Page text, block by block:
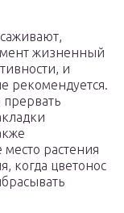
жизненный
и
рекомендуется.
прервать
растения
когда цветонос